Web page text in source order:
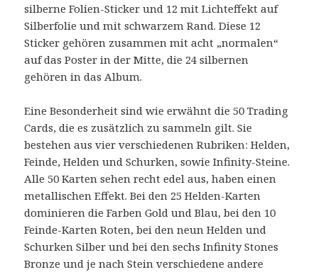
silberne Folien-Sticker und 12 mit Lichteffekt auf
Silberfolie und mit schwarzem Rand. Diese 12
Sticker gehören zusammen mit acht „normalen“
auf das Poster in der Mitte, die 24 silbernen
gehören in das Album.
Eine Besonderheit sind wie erwähnt die 50 Trading
Cards, die es zusätzlich zu sammeln gilt. Sie
bestehen aus vier verschiedenen Rubriken: Helden,
Feinde, Helden und Schurken, sowie Infinity-Steine.
Alle 50 Karten sehen recht edel aus, haben einen
metallischen Effekt. Bei den 25 Helden-Karten
dominieren die Farben Gold und Blau, bei den 10
Feinde-Karten Roten, bei den neun Helden und
Schurken Silber und bei den sechs Infinity Stones
Bronze und je nach Stein verschiedene andere